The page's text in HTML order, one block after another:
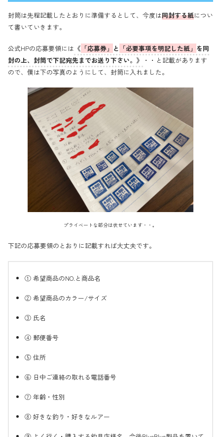
封筒は先程記載したとおりに準備するとして、今度は同封する紙につい
て書いていきます。
公式HPの応募要領には 《 「応募券」 と 「必要事項を明記した紙」 を同
封の上、封筒で下記宛先までお送り下さい。》
・・と記載があります
ので、僕は下の写真のようにして、封筒に入れました。
プライベートな部分は伏せています・・。
下記の応募要領のとおりに記載すれば大丈夫です。
① 希望商品のNO.と商品名
② 希望商品のカラー/サイズ
③ 氏名
④ 郵便番号
⑤ 住所
⑥ 日中ご連絡の取れる電話番号
⑦ 年齢・性別
⑧ 好きな釣り・好きなルアー